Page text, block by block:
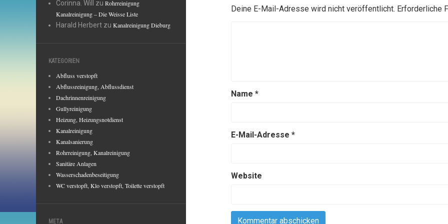
Corinna. Will zu Rohrreinigung
Kanalreinigung – Die Weisse Liste
Harald Herbert zu Kanalreinigung Dieburg
KATEGORIEN
Abfluss verstopft
Abflussreinigung, Abflussdienst
Dachrinnenreinigung
Gullyreinigung
Heizung, Heizungsnotdienst
Kanalreinigung
Kanalsanierung
Rohrreinigung, Kanalreinigung
Sanitäre Anlagen
Wasserschadenbeseitigung
WC verstopft, Klo verstopft, Toilette verstopft
META
Deine E-Mail-Adresse wird nicht veröffentlicht. Erforderliche
Name *
E-Mail-Adresse *
Website